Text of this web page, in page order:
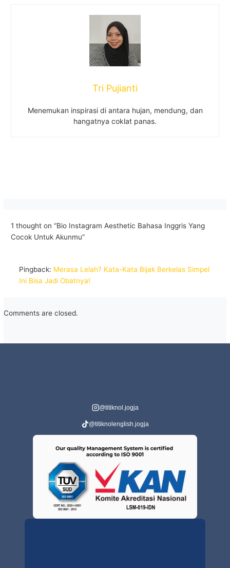
Tri Pujianti
Menemukan inspirasi di antara hujan, mendung, dan
hangatnya coklat panas.
1 thought on “Bio Instagram Aesthetic Bahasa Inggris Yang
Cocok Untuk Akunmu”
Pingback: Merasa Lelah? Kata-Kata Bijak Berkelas Simpel
Ini Bisa Jadi Obatnya!
Comments are closed.
@titiknol.jogja
@titiknolenglish.jogja